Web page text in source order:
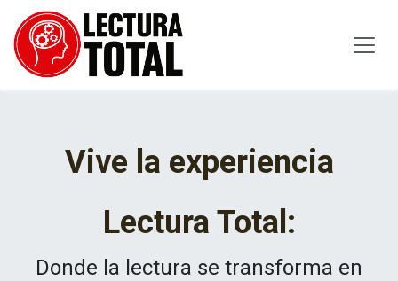
Ir al contenido
Vive la experiencia
Lectura Total:
Donde la lectura se transforma en